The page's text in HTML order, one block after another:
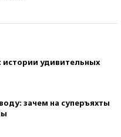
истории удивительных
зачем на суперъяхты